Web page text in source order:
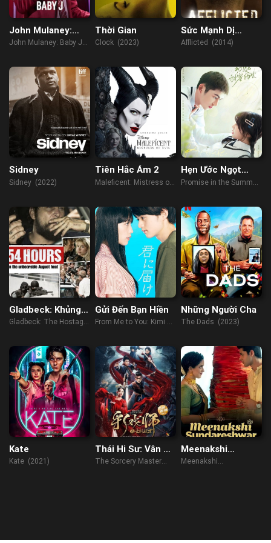
John Mulaney:
Baby J
John Mulaney: Baby J
Thời Gian
Clock (2023)
Sức Mạnh Dị
Thường
Afflicted (2014)
Sidney
Sidney (2022)
Tiên Hắc Ám 2
Maleficent: Mistress of
Hẹn Ước Ngọt
Ngào Đầu Hạ
Promise in the Summer
Gladbeck: Khủng
hoảng con tin
Gladbeck: The Hostage
Gửi Đến Bạn Hiền
From Me to You: Kimi ni
Những Người Cha
The Dads (2023)
Kate
Kate (2021)
Thái Hi Sư: Vân Cơ
Hiện Thế
The Sorcery Master
Meenakshi
Sundareshwar
Meenakshi